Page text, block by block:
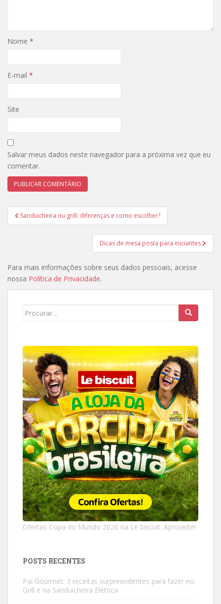
Nome *
E-mail *
Site
Salvar meus dados neste navegador para a próxima vez que eu
comentar.
Navegação
de
Sanduicheira ou grill: diferenças e como escolher?
Dicas de mesa posta para iniciantes
Para mais informações sobre seus dados pessoais, acesse
nossa Política de Privacidade.
Search
Ofertas Copa do Mundo 2026 na Le biscuit. Aproveite!
POSTS RECENTES
Pai Gourmet: 3 receitas surpreendentes para fazer no
Grill e na Sanduicheira Elétrica